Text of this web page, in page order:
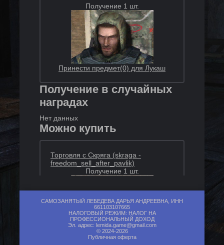
Получение 1 шт.
Принести предмет(0) для Лукаш
Получение в случайных
наградах
Нет данных
Можно купить
Торговля с Скряга (skraga -
freedom_sell_after_pavlik)
Получение 1 шт.
САМОЗАНЯТЫЙ ЛЕБЕДЕВА ДАРЬЯ АНДРЕЕВНА, ИНН
661103107665
НАЛОГОВЫЙ РЕЖИМ: НАЛОГ НА
ПРОФЕССИОНАЛЬНЫЙ ДОХОД
Эл. адрес: lemida.game@gmail.com
© 2024-2026
Публичная оферта